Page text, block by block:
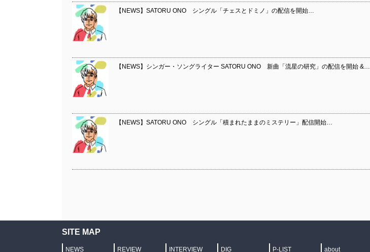
【NEWS】SATORU ONO シングル「チェスとドミノ」の配信を開始…
【NEWS】シンガー・ソングライター SATORU ONO 新曲「流星の研究」の配信を開始 &…
【NEWS】SATORU ONO シングル「積まれたままのミステリー」配信開始…
SITE MAP
NEWS REVIEW INTERVIEW DIG P-LIST about